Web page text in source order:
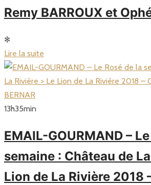
Remy BARROUX et
✻
Lire la suite
13h35min
EMAIL-GOURMAND –
semaine : Château de
Lion de La Rivière 2018